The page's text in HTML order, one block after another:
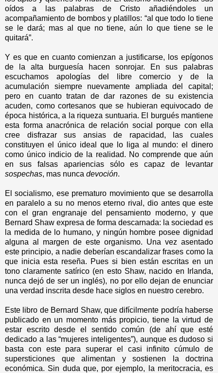
oídos a las palabras de Cristo añadiéndoles un
acompañamiento de bombos y platillos: “al que todo lo tiene
se le dará; mas al que no tiene, aún lo que tiene se le
quitará”.
Y es que en cuanto comienzan a justificarse, los epígonos
de la alta burguesía hacen sonrojar. En sus palabras
escuchamos apologías del libre comercio y de la
acumulación siempre nuevamente ampliada del capital;
pero en cuanto tratan de dar razones de su existencia
acuden, como cortesanos que se hubieran equivocado de
época histórica, a la riqueza suntuaria. El burgués mantiene
esta forma anacrónica de relación social porque con ella
cree disfrazar sus ansias de rapacidad, las cuales
constituyen el único ideal que lo liga al mundo: el dinero
como único indicio de la realidad. No comprende que aún
en sus falsas apariencias sólo es capaz de levantar
sospechas, mas nunca devoción.
El socialismo, ese prematuro movimiento que se desarrolla
en paralelo a su no menos eterno rival, dio antes que este
con el gran engranaje del pensamiento moderno, y que
Bernard Shaw expresa de forma descarnada: la sociedad es
la medida de lo humano, y ningún hombre posee dignidad
alguna al margen de este organismo. Una vez asentado
este principio, a nadie deberían escandalizar frases como la
que inicia esta reseña. Pues si bien están escritas en un
tono claramente satírico (en esto Shaw, nacido en Irlanda,
nunca dejó de ser un inglés), no por ello dejan de enunciar
una verdad inscrita desde hace siglos en nuestro cerebro.
Este libro de Bernard Shaw, que difícilmente podría haberse
publicado en un momento más propicio, tiene la virtud de
estar escrito desde el sentido común (de ahí que esté
dedicado a las “mujeres inteligentes”), aunque es dudoso si
basta con este para superar el casi infinito cúmulo de
supersticiones que alimentan y sostienen la doctrina
económica. Sin duda que, por ejemplo, la meritocracia, es